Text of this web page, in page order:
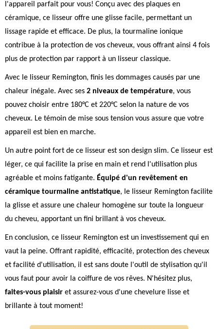
l'appareil parfait pour vous! Conçu avec des plaques en
céramique, ce lisseur offre une glisse facile, permettant un
lissage rapide et efficace. De plus, la tourmaline ionique
contribue à la protection de vos cheveux, vous offrant ainsi 4 fois
plus de protection par rapport à un lisseur classique.
Avec le lisseur Remington, finis les dommages causés par une
chaleur inégale. Avec ses 2 niveaux de température, vous
pouvez choisir entre 180°C et 220°C selon la nature de vos
cheveux. Le témoin de mise sous tension vous assure que votre
appareil est bien en marche.
Un autre point fort de ce lisseur est son design slim. Ce lisseur est
léger, ce qui facilite la prise en main et rend l'utilisation plus
agréable et moins fatigante. Équipé d'un revêtement en
céramique tourmaline antistatique, le lisseur Remington facilite
la glisse et assure une chaleur homogène sur toute la longueur
du cheveu, apportant un fini brillant à vos cheveux.
En conclusion, ce lisseur Remington est un investissement qui en
vaut la peine. Offrant rapidité, efficacité, protection des cheveux
et facilité d'utilisation, il est sans doute l'outil de stylisation qu'il
vous faut pour avoir la coiffure de vos rêves. N'hésitez plus,
faites-vous plaisir et assurez-vous d'une chevelure lisse et
brillante à tout moment!